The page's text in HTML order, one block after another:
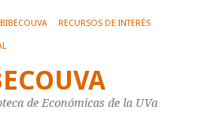
RECURSOS DE INTERÉS
de Económicas de la UVa